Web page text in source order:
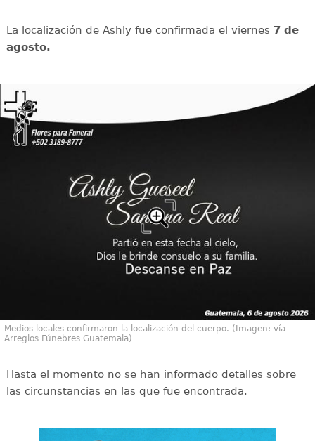
La localización de Ashly fue confirmada el viernes 7 de
agosto.
Medios locales confirmaron la localización del cuerpo. (Imagen: vía
Arreglos Fúnebres Guatemala)
Hasta el momento no se han informado detalles sobre
las circunstancias en las que fue encontrada.